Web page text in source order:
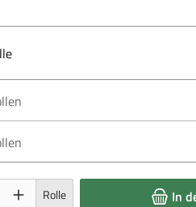
Gib den gewünschten Wert ein oder
Rolle In